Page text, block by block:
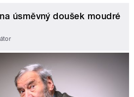
úsměvný doušek moudré